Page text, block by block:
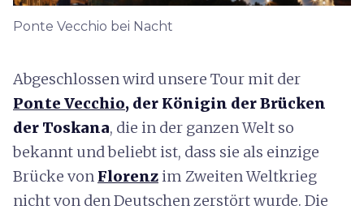
Ponte Vecchio bei Nacht
Abgeschlossen wird unsere Tour mit der
Ponte Vecchio, der Königin der Brücken
der Toskana, die in der ganzen Welt so
bekannt und beliebt ist, dass sie als einzige
Brücke von Florenzim Zweiten Weltkrieg
nicht von den Deutschen zerstört wurde. Die